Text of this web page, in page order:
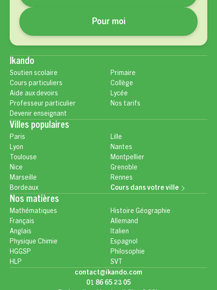
Pour moi
Ikando
Soutien scolaire
Cours particuliers
Aide aux devoirs
Professeur particulier
Devenir enseignant
Primaire
Collège
Lycée
Nos tarifs
Villes populaires
Paris
Lyon
Toulouse
Nice
Marseille
Bordeaux
Lille
Nantes
Montpellier
Grenoble
Rennes
Cours dans votre ville
Nos matières
Mathématiques
Français
Anglais
Physique Chimie
HGGSP
HLP
Histoire Géographie
Allemand
Italien
Espagnol
Philosophie
SVT
contact@ikando.com
01 86 65 23 05